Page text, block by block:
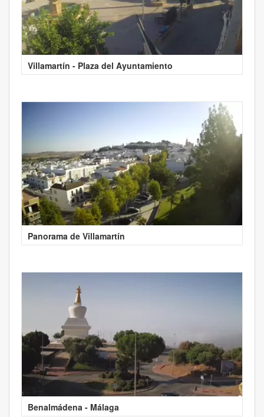
Villamartín - Plaza del Ayuntamiento
Panorama de Villamartín
Benalmádena - Málaga